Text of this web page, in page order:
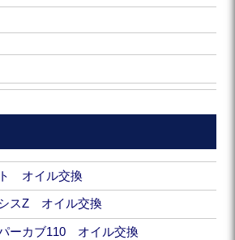
オイル交換
スZ オイル交換
ーカブ110 オイル交換